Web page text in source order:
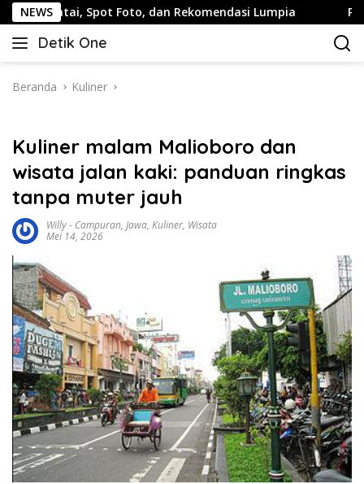
Langsung
ke
konten
NEWS
Foto, dan Rekomendasi Lumpia Panduan Wisata
Detik One
Tajam
Fakta
Beranda Kuliner
Kuliner malam Malioboro dan
wisata jalan kaki: panduan ringkas
tanpa muter jauh
Willy- Campuran, Jawa, Kuliner, Wisata
Mei 14, 2026